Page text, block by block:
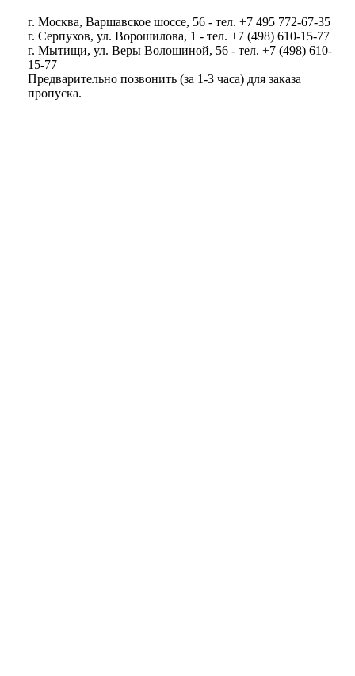
г. Москва, Варшавское шоссе, 56 - тел. +7 495 772-67-35
г. Серпухов, ул. Ворошилова, 1 - тел. +7 (498) 610-15-77
г. Мытищи, ул. Веры Волошиной, 56 - тел. +7 (498) 610-
15-77
Предварительно позвонить (за 1-3 часа) для заказа
пропуска.